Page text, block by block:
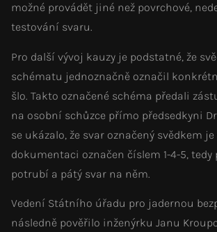
možné provádět jiné než povrchové,
testování svaru.
Pro další vývoj kauzy je podstatné, že
schématu jednoznačně označil
šlo. Takto označené schéma předali
na osobní schůzce přímo předsedkyni
se ukázalo, že svar označený svědkem
dokumentaci označen číslem 1-4-5,
potrubí a pátý svar na něm.
Vedení Státního úřadu pro jadernou
následně pověřilo inženýrku Janu